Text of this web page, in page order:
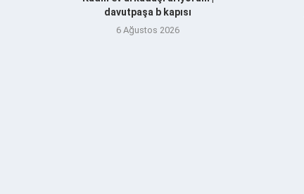
davutpaşa b kapısı
6 Ağustos 2026